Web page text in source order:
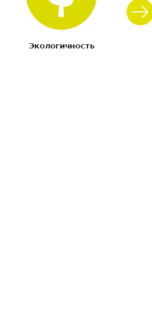
Экологичность